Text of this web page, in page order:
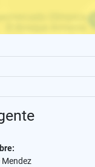
Mendez